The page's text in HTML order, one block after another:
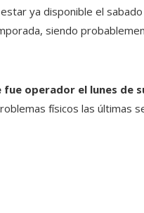
ya disponible el
siendo
fue operador el lunes de
físicos las últimas